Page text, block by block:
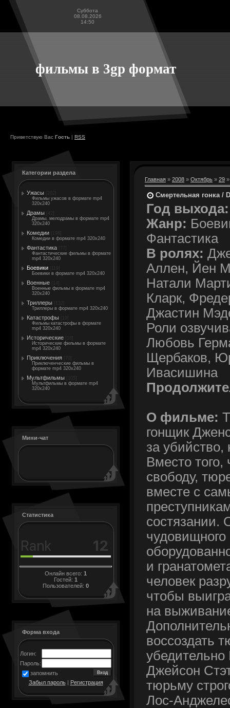
Суббота
08.08.2026
14:50
фильмы в 3gp формат
Приветствую Вас Гость | RSS
Категории раздела
Ужасы
Фильмы ужасов в формате mp4
320x240
Драмы
Драмы, мелодрамы в формате mp4
320x240
Комедии
Комедии в формате mp4 320x240
Фантастика
Фантастические фильмы в формате
mp4 320x240
Боевики
Боевики в формате mp4 320x240
Военные
Военные фильмы в формате mp4
320x240
Триллеры
Триллеры в формате mp4 320x240
Катастрофы
Фильмы катастрофы в формате
mp4 320x240
Исторические
Исторические фильмы в формате
mp4 320x240
Приключения
Приключенческие фильмы в
формате mp4 320x240
Мультфильмы
Мультфильмы в формате mp4
320x240
Мини-чат
Статистика
Онлайн всего: 1
Гостей: 1
Пользователей: 0
Форма входа
Логин:
Пароль:
запомнить
Забыл пароль| Регистрация
Главная » 2008 » Октябрь » 29
Смертельная гонка /
Год выхода:
Жанр:
Фантастика
В ролях:
Аллен, Йен
Натали
Кларк,
Джастин
Роли
Любовь
Щербаков,
Ивасишина
О фильме:
гонщик
за убийство,
Вместо того,
свободу,
вместе с
состязании.
и
человек
чтобы
на
воссоздать
Джейсон
тюрьму
Лос-